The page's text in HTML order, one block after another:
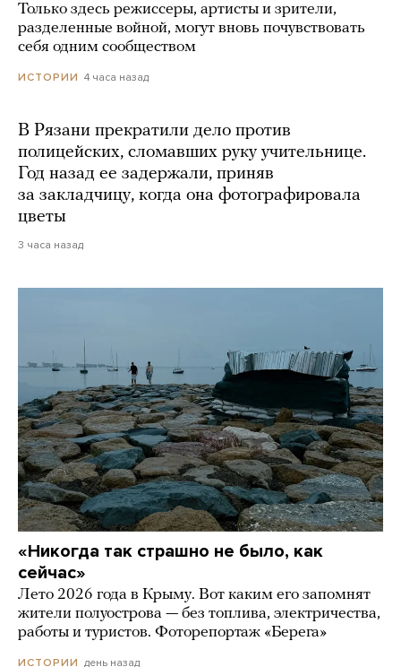
Только здесь режиссеры, артисты и зрители,
разделенные войной, могут вновь почувствовать
себя одним сообществом
ИСТОРИИ 4 часа назад
В Рязани прекратили дело против
полицейских, сломавших руку учительнице.
Год назад ее задержали, приняв
за закладчицу, когда она фотографировала
цветы
3 часа назад
«Никогда так страшно не было, как
сейчас»
Лето 2026 года в Крыму. Вот каким его запомнят
жители полуострова — без топлива, электричества,
работы и туристов. Фоторепортаж «Берега»
ИСТОРИИ день назад